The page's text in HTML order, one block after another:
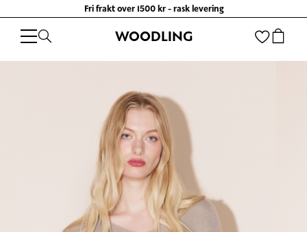
Fri frakt over 1500 kr - rask levering
WOODLING
WOODLING GENSERE